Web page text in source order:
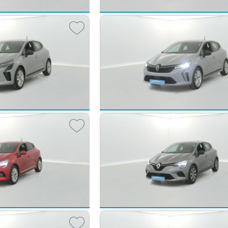
5p
16 990 €
dès232
Clio SCe 65 Evolution 5p
63 746 km
12
dès178
Evolution 5p
17 790 €
dès
Clio E-Tech full hybrid 145 ch GSR2
15 602 km
19
dès